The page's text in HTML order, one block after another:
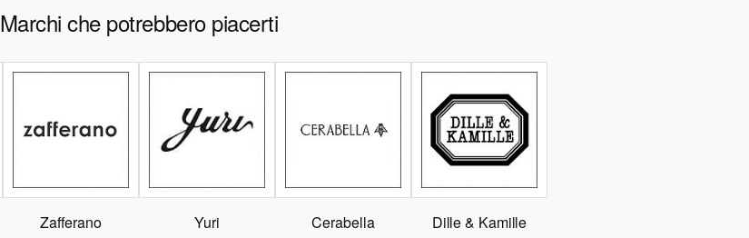
Marchi che potrebbero piacerti
Zafferano Yuri Cerabella Dille & Kamille